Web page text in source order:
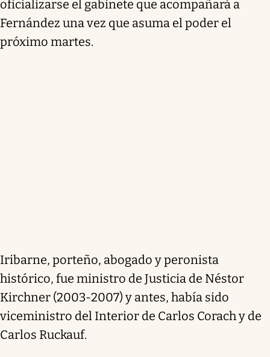
oficializarse el gabinete que acompañará a
Fernández una vez que asuma el poder el
próximo martes.
Iribarne, porteño, abogado y peronista
histórico, fue ministro de Justicia de Néstor
Kirchner (2003-2007) y antes, había sido
viceministro del Interior de Carlos Corach y de
Carlos Ruckauf.